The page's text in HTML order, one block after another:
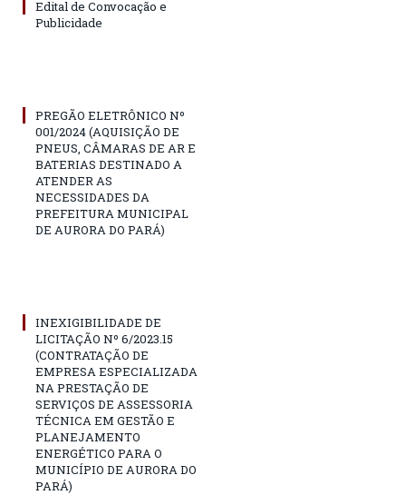
Edital de Convocação e
Publicidade
PREGÃO ELETRÔNICO Nº
001/2024 (AQUISIÇÃO DE
PNEUS, CÂMARAS DE AR E
BATERIAS DESTINADO A
ATENDER AS
NECESSIDADES DA
PREFEITURA MUNICIPAL
DE AURORA DO PARÁ)
INEXIGIBILIDADE DE
LICITAÇÃO Nº 6/2023.15
(CONTRATAÇÃO DE
EMPRESA ESPECIALIZADA
NA PRESTAÇÃO DE
SERVIÇOS DE ASSESSORIA
TÉCNICA EM GESTÃO E
PLANEJAMENTO
ENERGÉTICO PARA O
MUNICÍPIO DE AURORA DO
PARÁ)